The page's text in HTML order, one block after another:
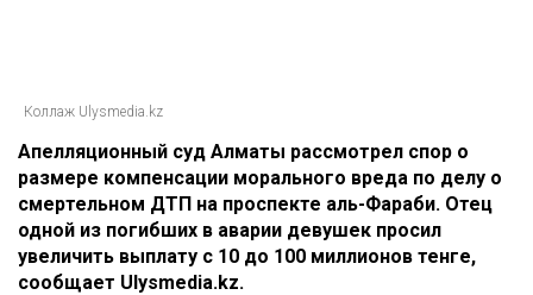
Коллаж Ulysmedia.kz
Апелляционный суд Алматы рассмотрел спор о
размере компенсации морального вреда по делу о
смертельном ДТП на проспекте аль-Фараби. Отец
одной из погибших в аварии девушек просил
увеличить выплату с 10 до 100 миллионов тенге,
сообщает Ulysmedia.kz.